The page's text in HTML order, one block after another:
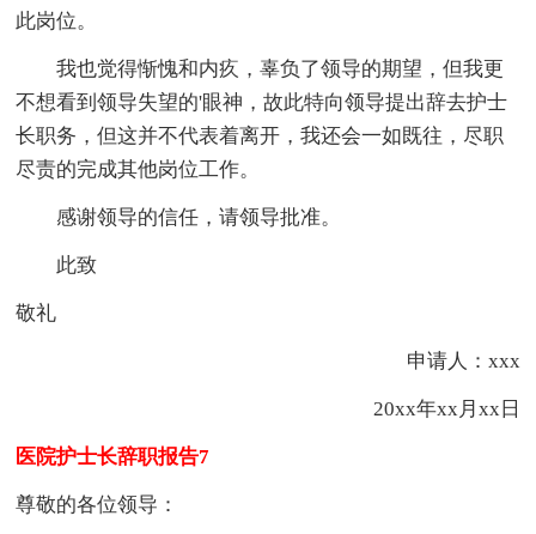
此岗位。
我也觉得惭愧和内疚，辜负了领导的期望，但我更
不想看到领导失望的'眼神，故此特向领导提出辞去护士
长职务，但这并不代表着离开，我还会一如既往，尽职
尽责的完成其他岗位工作。
感谢领导的信任，请领导批准。
此致
敬礼
申请人：xxx
20xx年xx月xx日
医院护士长辞职报告7
尊敬的各位领导：